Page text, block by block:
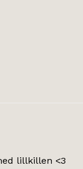
lillkillen <3